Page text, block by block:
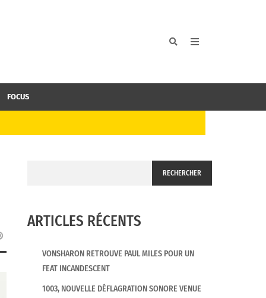
FOCUS
RECHERCHER
ARTICLES RÉCENTS
VONSHARON RETROUVE PAUL MILES POUR UN
FEAT INCANDESCENT
1003, NOUVELLE DÉFLAGRATION SONORE VENUE